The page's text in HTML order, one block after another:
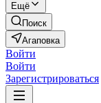
Ещё
Поиск
Агаповка
Войти
Войти
Зарегистрироваться